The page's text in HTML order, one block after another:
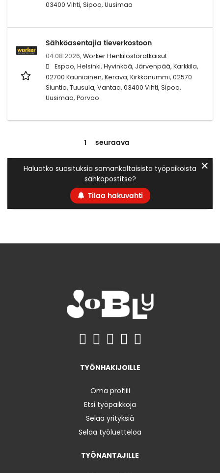
03400 Vihti, Sipoo, Uusimaa
Sähköasentajia tieverkostoon
04.08.2026, Worker Henkilöstöratkaisut
Espoo, Helsinki, Hyvinkää, Järvenpää, Karkkila,
02700 Kauniainen, Kerava, Kirkkonummi, 02570
Siuntio, Tuusula, Vantaa, 03400 Vihti, Sipoo,
Uusimaa, Porvoo
1 seuraava
Haluatko suosituksia samankaltaisista työpaikoista
sähköpostitse?
Tilaa hakuvahti
✕
TYÖNHAKIJOILLE
Oma profiili
Etsi työpaikkoja
Selaa yrityksiä
Selaa työluetteloa
TYÖNANTAJILLE